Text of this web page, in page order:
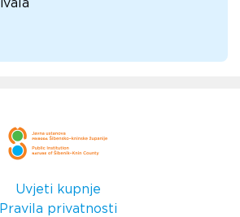
Uvjeti kupnje
Pravila privatnosti